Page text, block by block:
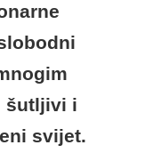
šutljivi i
svijet.